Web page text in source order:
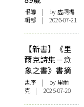
報導 | by 虛詞編
輯部 | 2026-07-21
【新書】《里
爾克詩集－意
象之書》書摘
書序 | by 里爾
克 | 2026-07-20